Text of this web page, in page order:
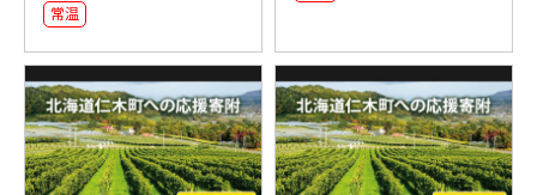
常温